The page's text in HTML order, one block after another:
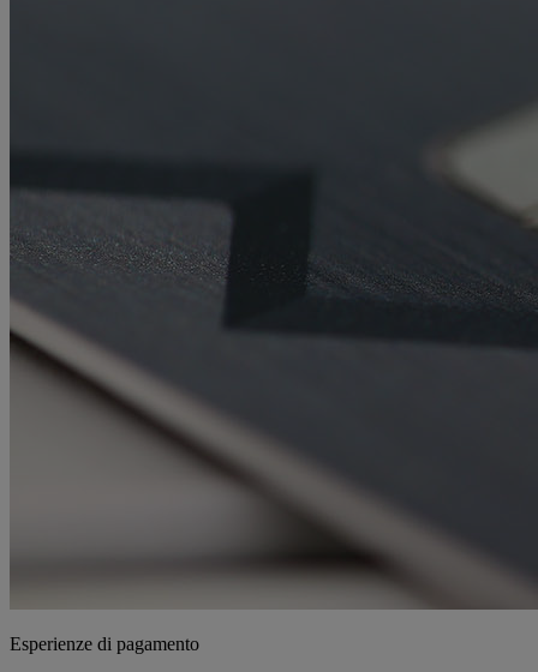
Esperienze di pagamento